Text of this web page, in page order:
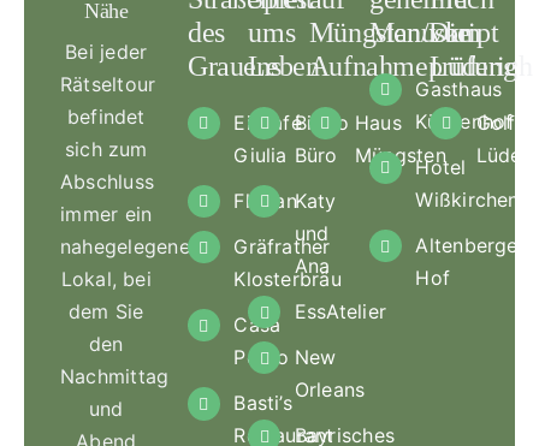
Nähe
Bei jeder
Rätseltour
befindet
sich zum
Abschluss
immer ein
nahegelegenes
Lokal, bei
dem Sie
den
Nachmittag
und
Abend
des
Grauens
Eiscafé
Giulia
Florian
Gräfrather
Klosterbräu
Casa
Pedro
Basti’s
Restaurant
ums
Leben
Bistro
Büro
Katy
und
Ana
EssAtelier
New
Orleans
Bayrisches
Müngsten/Die
Aufnahmeprüfung
Haus
Müngsten
Manuskript
Gasthaus
Küchenhof
Hotel
Wißkirchen
Altenberger
Hof
vom
Lüderich